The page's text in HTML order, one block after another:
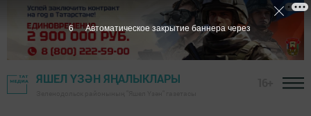
ЯШЕЛ ҮЗӘН ЯҢАЛЫКЛАРЫ
5 Автоматическое закрытие баннера через